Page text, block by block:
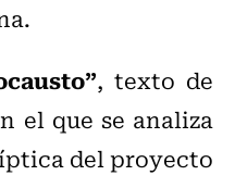
, texto de
el que se analiza
del proyecto